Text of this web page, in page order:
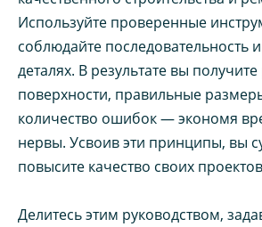
Используйте проверенные
соблюдайте последовательность
деталях. В результате вы
поверхности, правильные
количество ошибок — экономя
нервы. Усвоив эти принципы, вы
повысите качество своих
Делитесь этим руководством,